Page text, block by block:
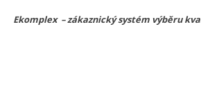
Ekomplex – zákaznický systém výběru